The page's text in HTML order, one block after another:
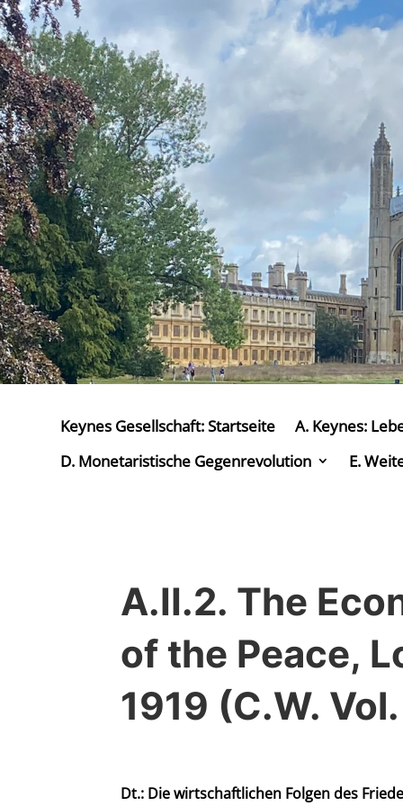
Keynes Gesellschaft: Startseite
A. Keynes:
D. Monetaristische Gegenrevolution
E.
A.II.2. The
of the Peace,
1919 (C.W.
Dt.: Die wirtschaftlichen Folgen des